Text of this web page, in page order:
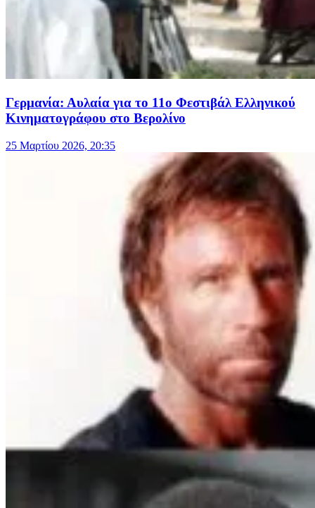
Γερμανία: Αυλαία για το 11ο Φεστιβάλ Ελληνικού
Κινηματογράφου στο Βερολίνο
25 Μαρτίου 2026, 20:35